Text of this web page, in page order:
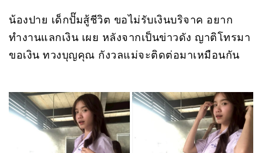
น้องปาย เด็กปั๊มสู้ชีวิต ขอไม่รับเงินบริจาค อยาก
ทำงานแลกเงิน เผย หลังจากเป็นข่าวดัง ญาติโทรมา
ขอเงิน ทวงบุญคุณ กังวลแม่จะติดต่อมาเหมือนกัน